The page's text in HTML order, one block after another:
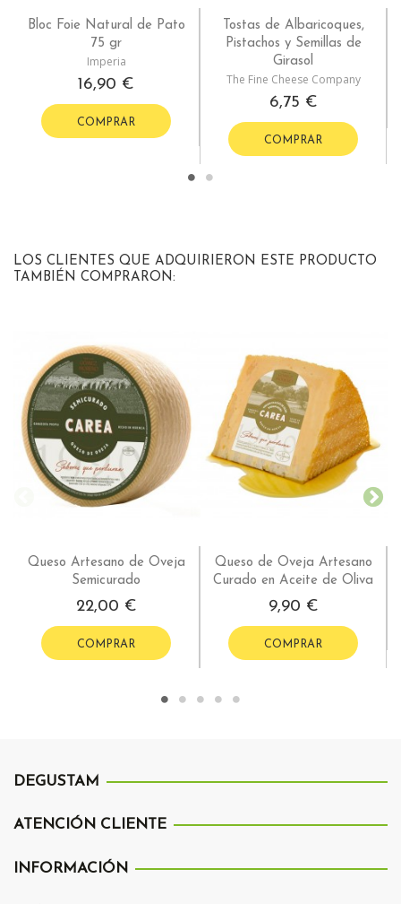
Bloc Foie Natural de Pato
75 gr
Imperia
16,90 €
COMPRAR
Tostas de Albaricoques,
Pistachos y Semillas de
Girasol
The Fine Cheese Company
6,75 €
COMPRAR
LOS CLIENTES QUE ADQUIRIERON ESTE PRODUCTO
TAMBIÉN COMPRARON:
Queso Artesano de Oveja
Semicurado
22,00 €
COMPRAR
Queso de Oveja Artesano
Curado en Aceite de Oliva
9,90 €
COMPRAR
DEGUSTAM
ATENCIÓN CLIENTE
INFORMACIÓN